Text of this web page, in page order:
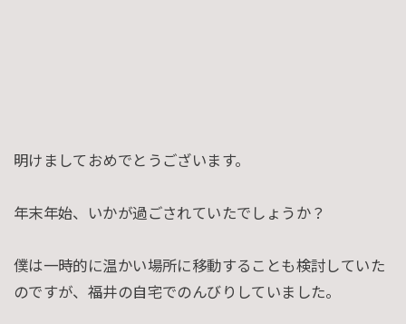
明けましておめでとうございます。
年末年始、いかが過ごされていたでしょうか？
僕は一時的に温かい場所に移動することも検討していた
のですが、福井の自宅でのんびりしていました。